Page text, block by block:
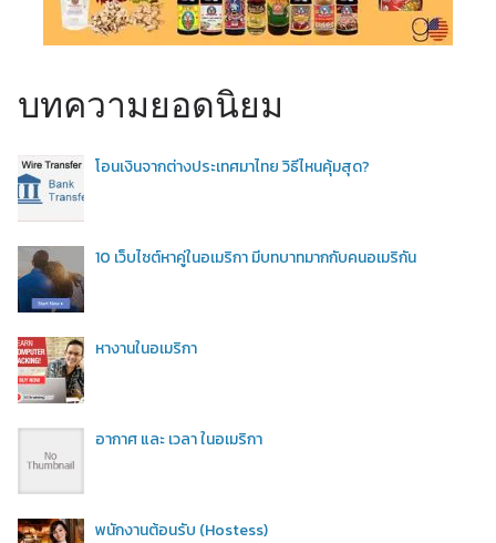
บทความยอดนิยม
โอนเงินจากต่างประเทศมาไทย วิธีไหนคุ้มสุด?
10 เว็บไซต์หาคู่ในอเมริกา มีบทบาทมากกับคนอเมริกัน
หางานในอเมริกา
อากาศ และ เวลา ในอเมริกา
พนักงานต้อนรับ (Hostess)